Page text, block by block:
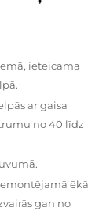
ieteicama
ar gaisa
no 40 līdz
ēkā
gan no